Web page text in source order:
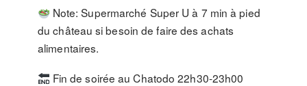
Note: Supermarché Super U à 7 min à pied
du château si besoin de faire des achats
alimentaires.
Fin de soirée au Chatodo 22h30-23h00